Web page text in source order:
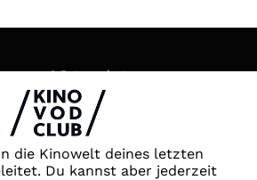
die Kinowelt deines letzten
Du kannst aber jederzeit
& Datenschutz
AGB
Kontakt
FAQ
Newsletter